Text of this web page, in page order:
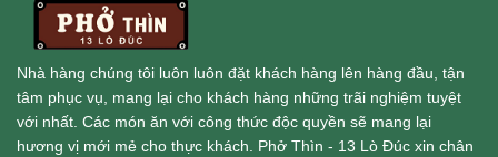
Nhà hàng chúng tôi luôn luôn đặt khách hàng lên hàng đầu, tận
tâm phục vụ, mang lại cho khách hàng những trãi nghiệm tuyệt
với nhất. Các món ăn với công thức độc quyền sẽ mang lại
hương vị mới mẻ cho thực khách. Phở Thìn - 13 Lò Đúc xin chân